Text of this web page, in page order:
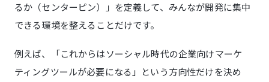
るか（センターピン）」を定義して、みんなが開発に集中
できる環境を整えることだけです。
例えば、「これからはソーシャル時代の企業向けマーケ
ティングツールが必要になる」という方向性だけを決め